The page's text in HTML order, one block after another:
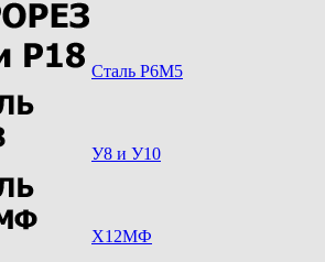
Сталь Р6М5
У8 и У10
Х12МФ